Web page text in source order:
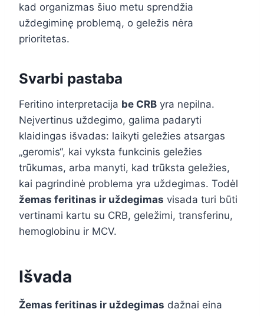
kad organizmas šiuo metu sprendžia
uždegiminę problemą, o geležis nėra
prioritetas.
Svarbi pastaba
Feritino interpretacija be CRB yra nepilna.
Neįvertinus uždegimo, galima padaryti
klaidingas išvadas: laikyti geležies atsargas
„geromis“, kai vyksta funkcinis geležies
trūkumas, arba manyti, kad trūksta geležies,
kai pagrindinė problema yra uždegimas. Todėl
žemas feritinas ir uždegimas visada turi būti
vertinami kartu su CRB, geležimi, transferinu,
hemoglobinu ir MCV.
Išvada
Žemas feritinas ir uždegimas dažnai eina